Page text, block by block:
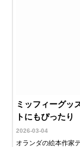
ミッフィーグッ
トにもぴったり
2026-03-04
オランダの絵本作家